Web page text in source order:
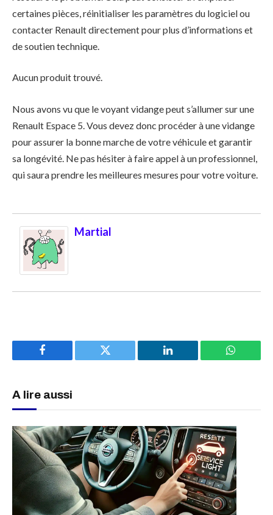
certaines pièces, réinitialiser les paramètres du logiciel ou
contacter Renault directement pour plus d’informations et
de soutien technique.
Aucun produit trouvé.
Nous avons vu que le voyant vidange peut s’allumer sur une
Renault Espace 5. Vous devez donc procéder à une vidange
pour assurer la bonne marche de votre véhicule et garantir
sa longévité. Ne pas hésiter à faire appel à un professionnel,
qui saura prendre les meilleures mesures pour votre voiture.
Martial
Facebook Twitter LinkedIn
A lire aussi